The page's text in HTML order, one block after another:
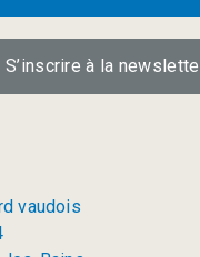
S’inscrire à la
vaudois